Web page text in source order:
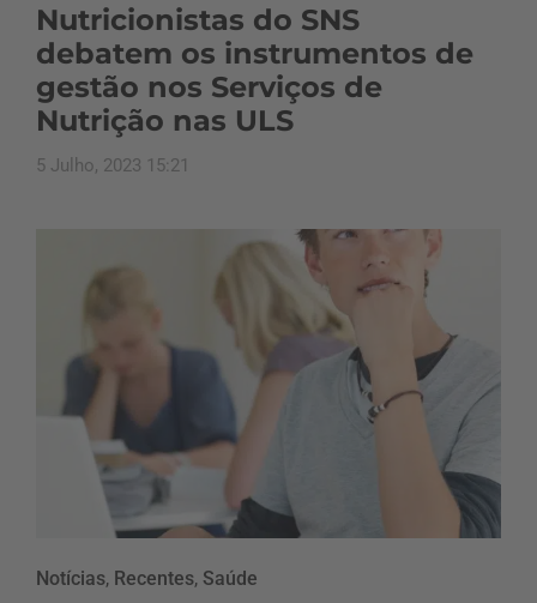
Nutricionistas do SNS
debatem os instrumentos de
gestão nos Serviços de
Nutrição nas ULS
5 Julho, 2023 15:21
Notícias, Recentes, Saúde